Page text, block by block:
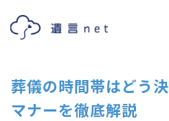
葬儀の時間帯はどう
マナーを徹底解説